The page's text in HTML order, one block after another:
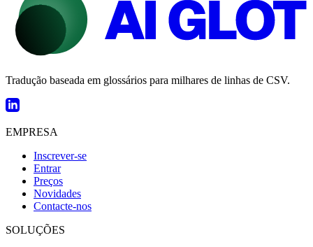
Tradução baseada em glossários para milhares de linhas de CSV.
EMPRESA
Inscrever-se
Entrar
Preços
Novidades
Contacte-nos
SOLUÇÕES